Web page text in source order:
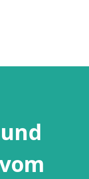
anzeigen